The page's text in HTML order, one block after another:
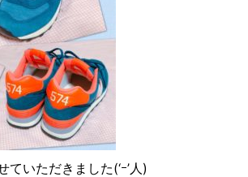
いただきました(‘ｰ’人)